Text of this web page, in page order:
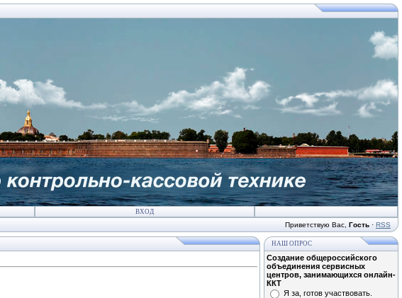
ВХОД
Приветствую Вас Гость · RSS
НАШ ОПРОС
Создание общероссийского
объединения сервисных
центров, занимающихся онлайн-
ККТ
Я за, готов участвовать.